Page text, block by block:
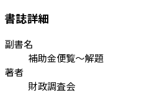
書誌詳細
副書名
補助金便覧〜解題
著者
財政調査会